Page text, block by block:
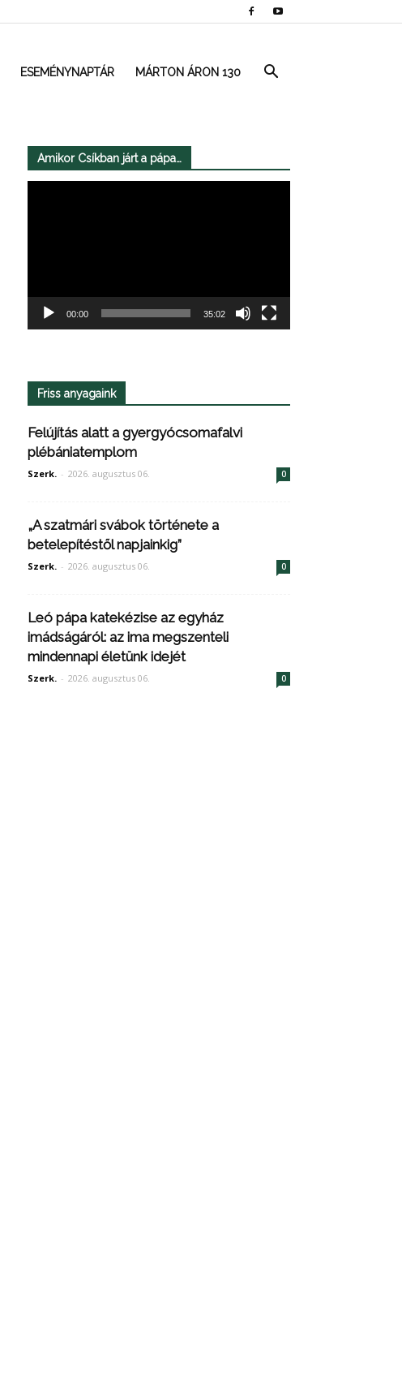
ESEMÉNYNAPTÁR MÁRTON ÁRON 130
Amikor Csíkban járt a pápa…
00:00 35:02
Friss anyagaink
Felújítás alatt a gyergyócsomafalvi
plébániatemplom
Szerk. - 2026. augusztus 06. 0
„A szatmári svábok története a
betelepítéstől napjainkig”
Szerk. - 2026. augusztus 06. 0
Leó pápa katekézise az egyház
imádságáról: az ima megszenteli
mindennapi életünk idejét
Szerk. - 2026. augusztus 06. 0